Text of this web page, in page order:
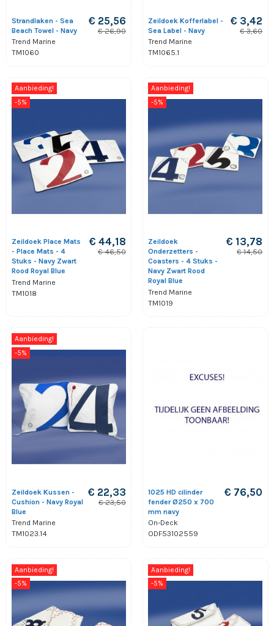
Strandlaken - Sea
Beach Towel - Navy
Trend Marine
TM1060
€ 25,56
€ 26,90
Zeildoek Kofferlabel -
Sea Label - Navy
Trend Marine
TM1065.1
€ 3,42
€ 3,60
Aanbieding!
-5%
Zeildoek Place Mats
- Place Mats - 4
Stuks - Navy Zwart
Rood Royal Blue
Trend Marine
TM1018
€ 44,18
€ 46,50
Aanbieding!
-5%
Zeildoek
Onderzetters -
Coasters - 4 Stuks -
Navy Zwart Rood
Royal Blue
Trend Marine
TM1019
€ 13,78
€ 14,50
Aanbieding!
-5%
Zeildoek Kussen -
Cushion - Navy Royal
Blue
Trend Marine
TM1023.14
€ 22,33
€ 23,50
1025 HD cilinder
fender Ø250 x 700
mm navy
On-Deck
ODF53102559
€ 76,50
Aanbieding!
-5%
Aanbieding!
-5%